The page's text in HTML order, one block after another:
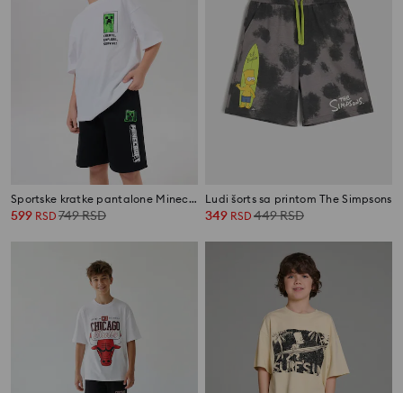
Sportske kratke pantalone Minecraft
599 RSD 749RSD
Ludi šorts sa printom The Simpsons
349 RSD 449RSD